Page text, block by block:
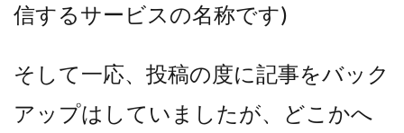
信するサービスの名称です)
そして一応、投稿の度に記事をバック
アップはしていましたが、どこかへ